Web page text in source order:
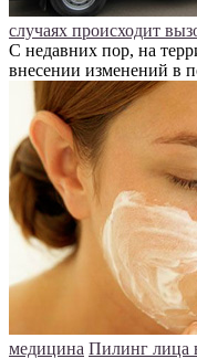
случаях происходит
С недавних пор, на
внесении изменений в
медицина Пилинг лица